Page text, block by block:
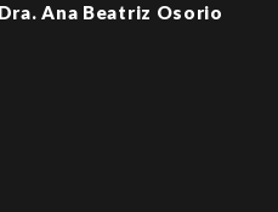
Dra. Ana Beatriz Osorio